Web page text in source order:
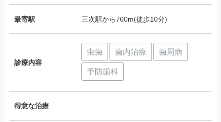
最寄駅 三次駅から760m(徒歩10分)
診療内容
虫歯 歯内治療 歯周病
予防歯科
得意な治療